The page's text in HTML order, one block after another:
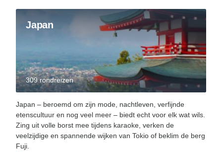
Japan
309 rondreizen
Japan – beroemd om zijn mode, nachtleven, verfijnde
etenscultuur en nog veel meer – biedt echt voor elk wat wils.
Zing uit volle borst mee tijdens karaoke, verken de
veelzijdige en spannende wijken van Tokio of beklim de berg
Fuji.